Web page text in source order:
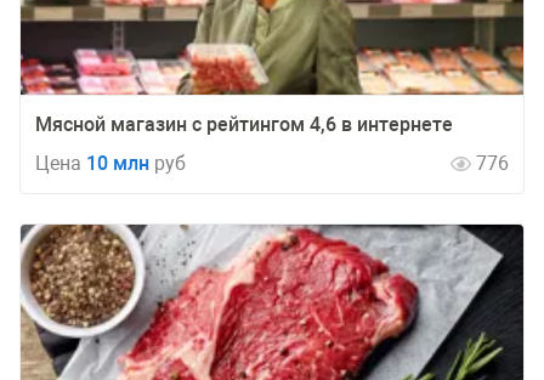
Мясной магазин с рейтингом 4,6 в интернете
Цена 10 млн руб 776